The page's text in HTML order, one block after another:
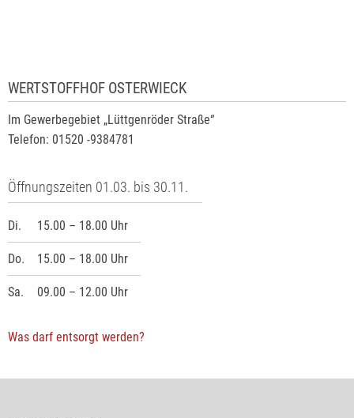
WERTSTOFFHOF OSTERWIECK
Im Gewerbegebiet „Lüttgenröder Straße“
Telefon: 01520 -9384781
Öffnungszeiten 01.03. bis 30.11.
Di. 15.00 – 18.00 Uhr
Do. 15.00 – 18.00 Uhr
Sa. 09.00 – 12.00 Uhr
Was darf entsorgt werden?